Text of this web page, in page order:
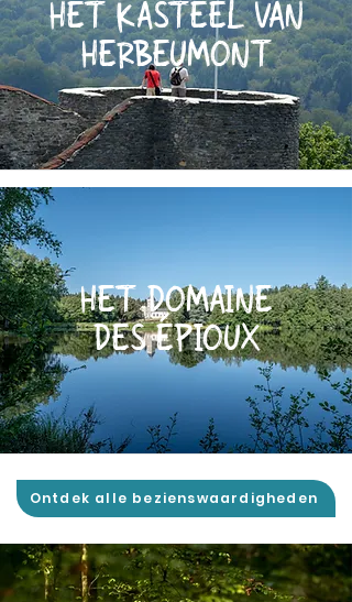
HET KASTEEL VAN
HERBEUMONT
HET DOMAINE
DES ÉPIOUX
Ontdek alle bezienswaardigheden